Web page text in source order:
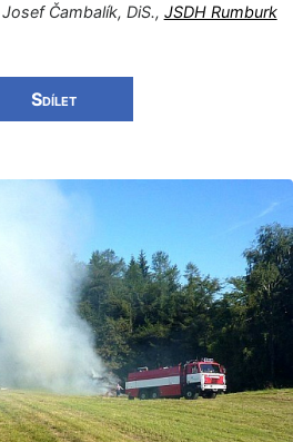
Josef Čambalík, DiS., JSDH Rumburk
Sdílet